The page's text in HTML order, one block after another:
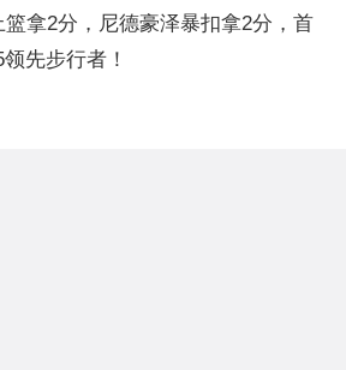
拿2分，尼德豪泽暴扣拿2分，首
先步行者！